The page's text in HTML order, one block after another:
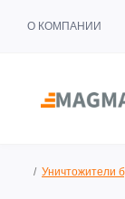
О КОМПАНИИ
Уничтожители